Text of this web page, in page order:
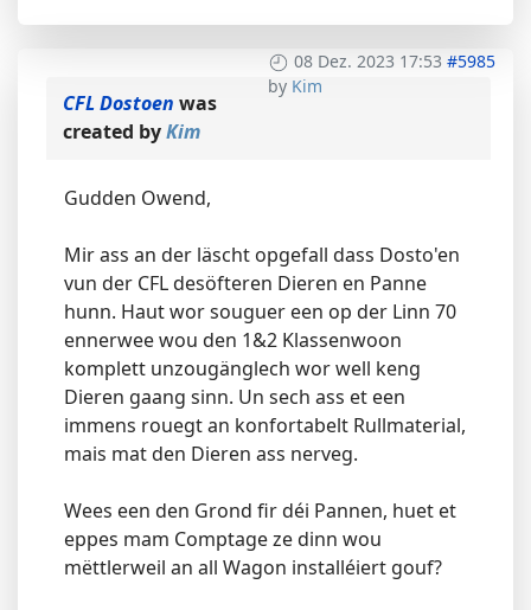
08 Dez. 2023 17:53 #5985
by Kim
CFL Dostoen was
created byKim
Gudden Owend,
Mir ass an der läscht opgefall dass Dosto'en
vun der CFL desöfteren Dieren en Panne
hunn. Haut wor souguer een op der Linn 70
ennerwee wou den 1&2 Klassenwoon
komplett unzougänglech wor well keng
Dieren gaang sinn. Un sech ass et een
immens rouegt an konfortabelt Rullmaterial,
mais mat den Dieren ass nerveg.
Wees een den Grond fir déi Pannen, huet et
eppes mam Comptage ze dinn wou
mëttlerweil an all Wagon installéiert gouf?